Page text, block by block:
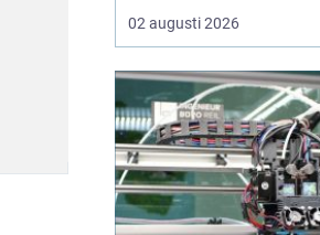
spänningar, oro och
trötthet som inte går att
Många börjar då söka
efter metoder som kan
skapa lugn på djupet,
inte bara i tankarna utan
också i kroppen. I den
sökn...
02 augusti 2026